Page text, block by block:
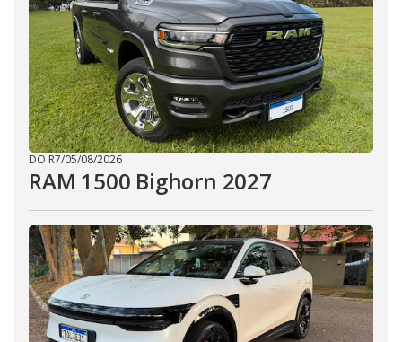
DO R7/05/08/2026
RAM 1500 Bighorn 2027